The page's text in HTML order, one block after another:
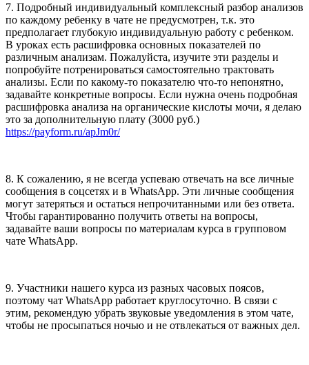
7. Подробный индивидуальный комплексный разбор анализов
по каждому ребенку в чате не предусмотрен, т.к. это
предполагает глубокую индивидуальную работу с ребенком.
В уроках есть расшифровка основных показателей по
различным анализам. Пожалуйста, изучите эти разделы и
попробуйте потренироваться самостоятельно трактовать
анализы. Если по какому-то показателю что-то непонятно,
задавайте конкретные вопросы. Если нужна очень подробная
расшифровка анализа на органические кислоты мочи, я делаю
это за дополнительную плату (3000 руб.)
https://payform.ru/apJm0r/
8. К сожалению, я не всегда успеваю отвечать на все личные
сообщения в соцсетях и в WhatsApp. Эти личные сообщения
могут затеряться и остаться непрочитанными или без ответа.
Чтобы гарантированно получить ответы на вопросы,
задавайте ваши вопросы по материалам курса в групповом
чате WhatsApp.
9. Участники нашего курса из разных часовых поясов,
поэтому чат WhatsApp работает круглосуточно. В связи с
этим, рекомендую убрать звуковые уведомления в этом чате,
чтобы не просыпаться ночью и не отвлекаться от важных дел.